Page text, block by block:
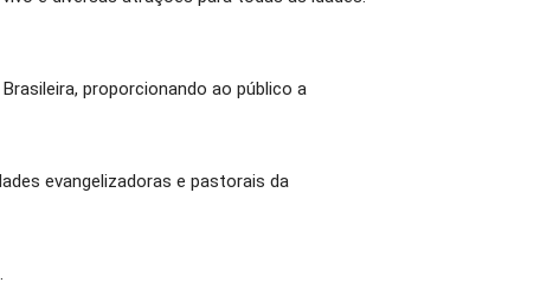
proporcionando ao público a
evangelizadoras e pastorais da